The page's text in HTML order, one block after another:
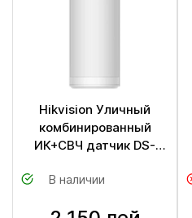
Hikvision Уличный
комбинированный
ИК+СВЧ датчик DS-
В наличии